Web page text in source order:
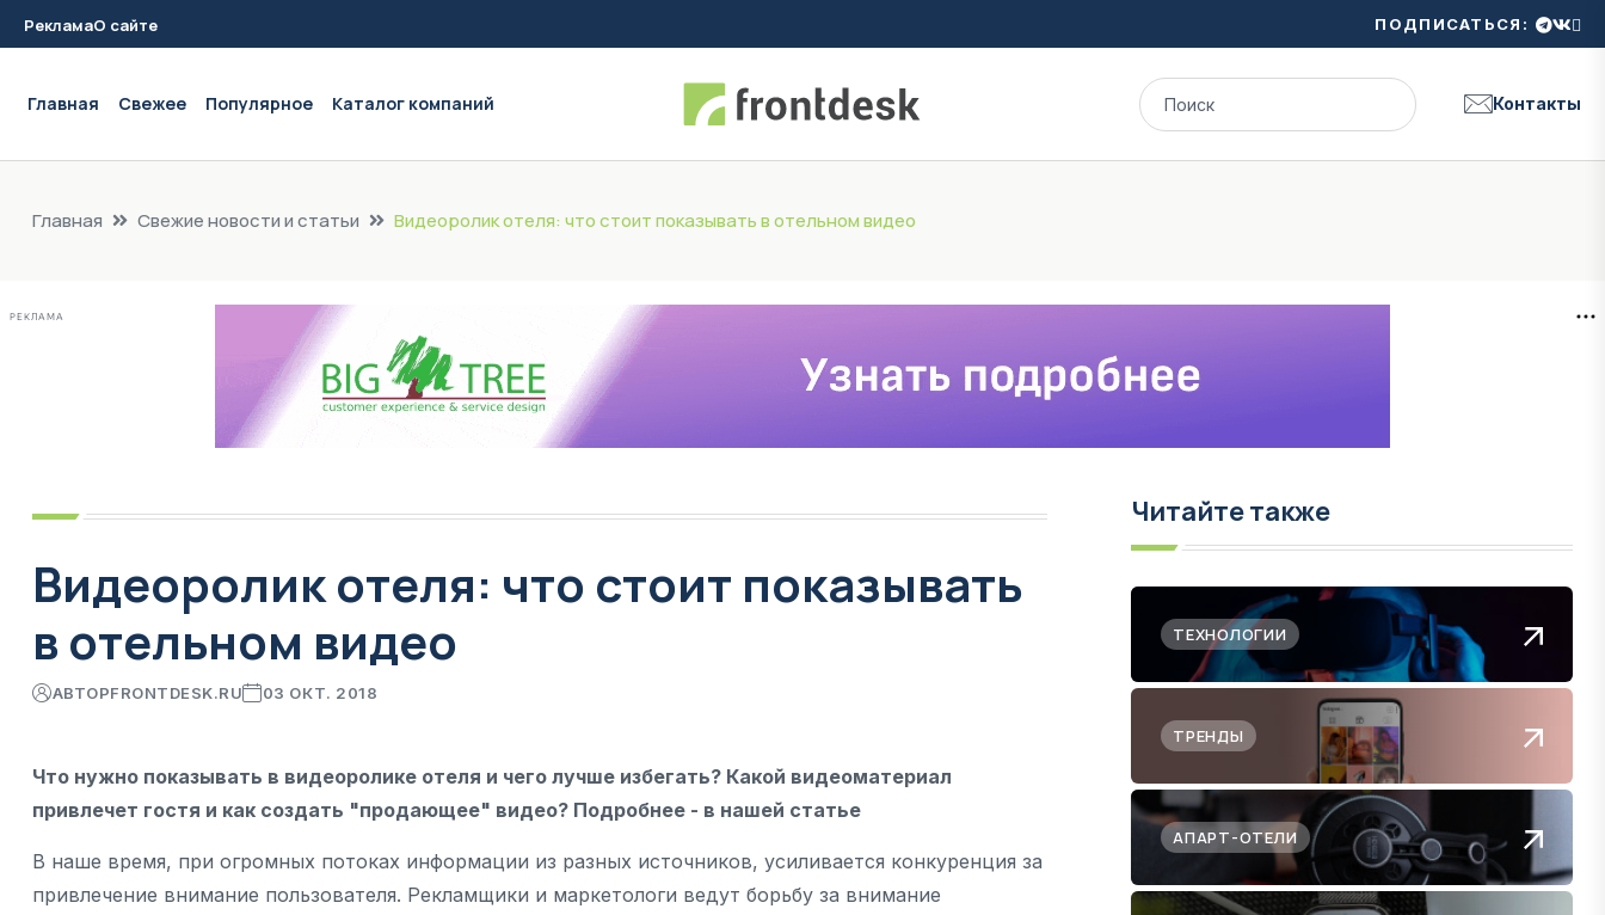
РекламаО сайте ПОДПИСАТЬСЯ:
Главная Свежее Популярное Каталог компаний Контакты
Главная Свежие новости и статьи Видеоролик отеля: что стоит показывать в отельном видео
РЕКЛАМА
Видеоролик отеля: что стоит показывать
в отельном видео
АВТОРFRONTDESK.RU 03 ОКТ. 2018
Что нужно показывать в видеоролике отеля и чего лучше избегать? Какой видеоматериал
привлечет гостя и как создать "продающее" видео? Подробнее - в нашей статье
В наше время, при огромных потоках информации из разных источников, усиливается конкуренция за
привлечение внимание пользователя. Рекламщики и маркетологи ведут борьбу за внимание
Читайте также
ТЕХНОЛОГИИ
ТРЕНДЫ
АПАРТ-ОТЕЛИ